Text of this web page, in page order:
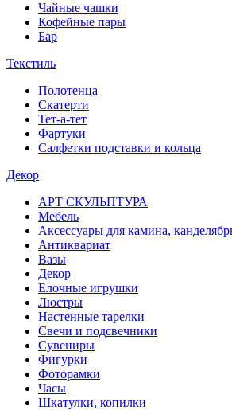
Чайные чашки
Кофейные пары
Бар
Текстиль
Полотенца
Скатерти
Тет-а-тет
Фартуки
Салфетки подставки и кольца
Декор
АРТ СКУЛЬПТУРА
Мебель
Аксессуары для камина,
Антиквариат
Вазы
Декор
Елочные игрушки
Люстры
Настенные тарелки
Свечи и подсвечники
Сувениры
Фигурки
Фоторамки
Часы
Шкатулки, копилки